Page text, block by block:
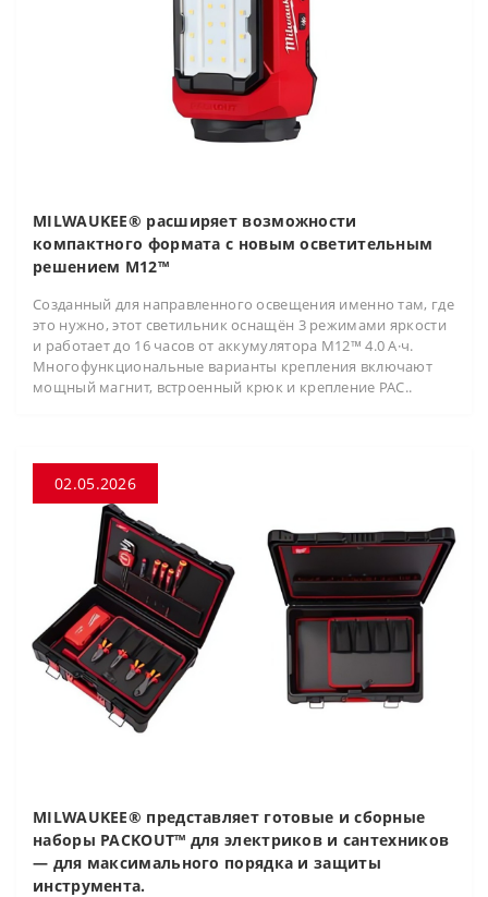
MILWAUKEE® расширяет возможности
компактного формата с новым осветительным
решением M12™
Созданный для направленного освещения именно там, где
это нужно, этот светильник оснащён 3 режимами яркости
и работает до 16 часов от аккумулятора M12™ 4.0 А·ч.
Многофункциональные варианты крепления включают
мощный магнит, встроенный крюк и крепление PAC..
02.05.2026
MILWAUKEE® представляет готовые и сборные
наборы PACKOUT™ для электриков и сантехников
— для максимального порядка и защиты
инструмента.